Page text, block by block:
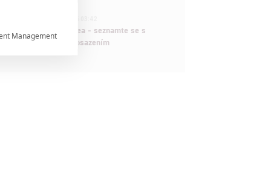
Velké preview: Odyssea - seznamte se s
nabitým obsazením

chyb,
Management